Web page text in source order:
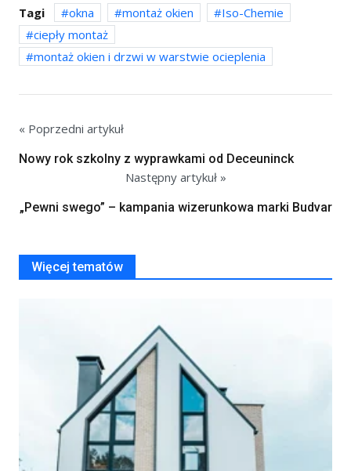
Tagi okna montaż okien
Iso-Chemie
ciepły montaż
montaż okien i drzwi w warstwie ocieplenia
« Poprzedni artykuł
Nowy rok szkolny z wyprawkami od Deceuninck
Następny artykuł »
„Pewni swego” – kampania wizerunkowa marki Budvar
Więcej tematów